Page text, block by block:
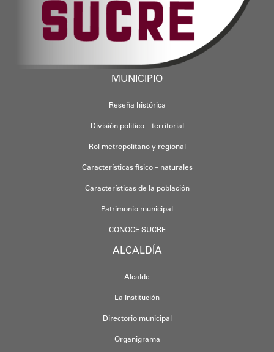
MUNICIPIO
Reseña histórica
División político – territorial
Rol metropolitano y regional
Características físico – naturales
Características de la población
Patrimonio municipal
CONOCE SUCRE
ALCALDÍA
Alcalde
La Institución
Directorio municipal
Organigrama